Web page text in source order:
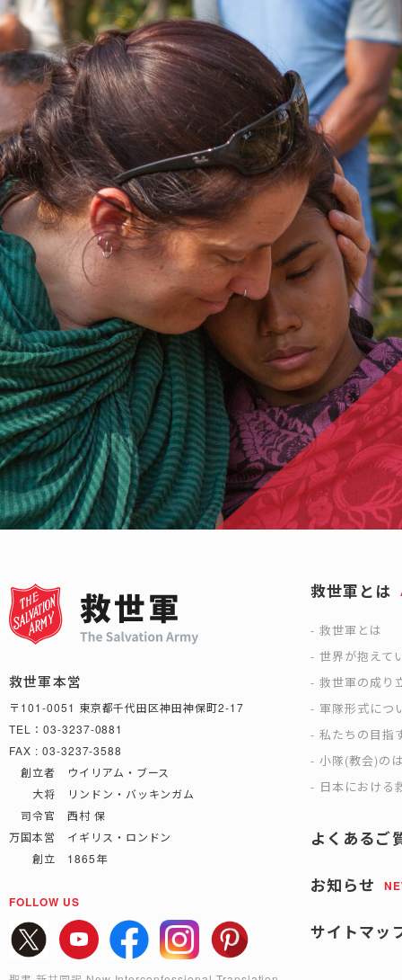
救世軍本営
〒101-0051 東京都千代田区神田神保町2-17
TEL：03-3237-0881
FAX : 03-3237-3588
創立者 ウイリアム・ブース
大将 リンドン・バッキンガム
司令官 西村 保
万国本営 イギリス・ロンドン
創立 1865年
FOLLOW US
救世軍とは
救世軍とは
世界が抱えて
救世軍の成り
軍隊形式につ
私たちの目指
小隊(教会)の
日本における
よくあるご
お知らせ
サイトマッ